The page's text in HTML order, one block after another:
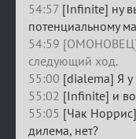
54:57 [Infinite] ну
потенциальному
54:59 [ОМОНОВЕЦ]
следующий ход.
55:00 [dialema] Я
55:02 [Infinite] и
55:05 [Чак
дилема, нет?